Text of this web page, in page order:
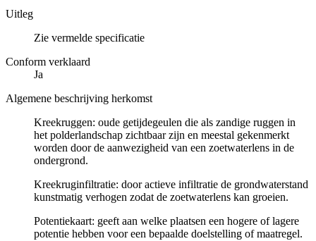
Uitleg
Zie vermelde specificatie
Conform verklaard
Ja
Algemene beschrijving herkomst
Kreekruggen: oude getijdegeulen die als zandige ruggen in
het polderlandschap zichtbaar zijn en meestal gekenmerkt
worden door de aanwezigheid van een zoetwaterlens in de
ondergrond.
Kreekruginfiltratie: door actieve infiltratie de grondwaterstand
kunstmatig verhogen zodat de zoetwaterlens kan groeien.
Potentiekaart: geeft aan welke plaatsen een hogere of lagere
potentie hebben voor een bepaalde doelstelling of maatregel.